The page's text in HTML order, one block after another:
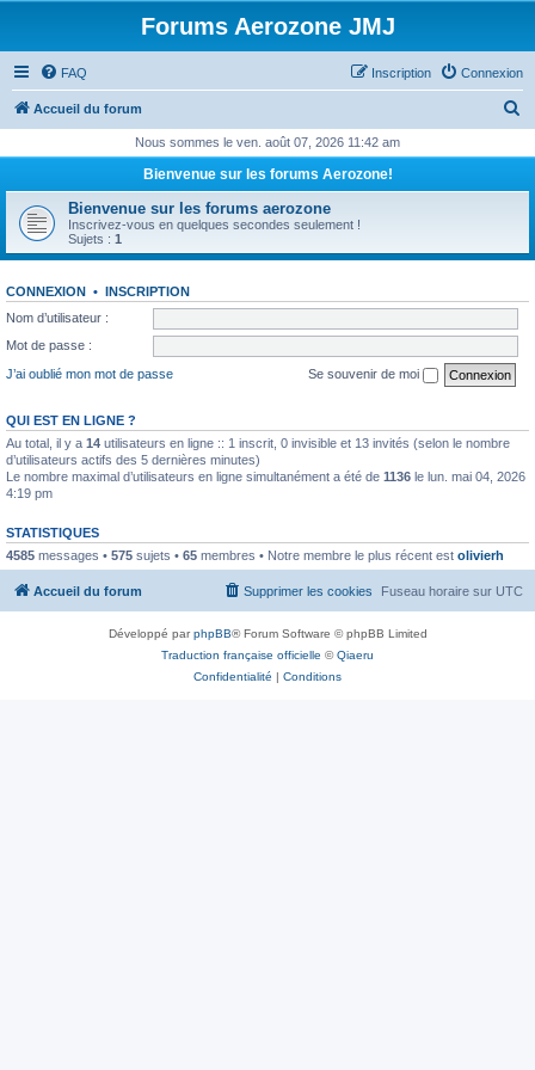
Forums Aerozone JMJ
FAQ Connexion
Inscription
Accueil du forum
h
r
Nous sommes le ven. août 07, 2026 11:42 am
Bienvenue sur les forums Aerozone!
Bienvenue sur les forums aerozone
Inscrivez-vous en quelques secondes seulement !
Sujets : 1
CONNEXION • INSCRIPTION
Nom d’utilisateur :
Mot de passe :
J’ai oublié mon mot de passe
Se souvenir de moi
QUI EST EN LIGNE ?
Au total, il y a 14 utilisateurs en ligne :: 1 inscrit, 0 invisible et 13 invités (selon le nombre
d’utilisateurs actifs des 5 dernières minutes)
Le nombre maximal d’utilisateurs en ligne simultanément a été de 1136 le lun. mai 04, 2026
4:19 pm
STATISTIQUES
4585 messages • 575 sujets • 65 membres • Notre membre le plus récent est olivierh
Accueil du forum Fuseau horaire sur UTC
Supprimer les cookies
Développé parphpBB® Forum Software © phpBB Limited
Traduction française officielle ©Qiaeru
Confidentialité | Conditions